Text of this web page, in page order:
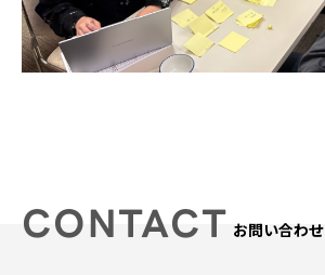
CONTACT お問い合わせ